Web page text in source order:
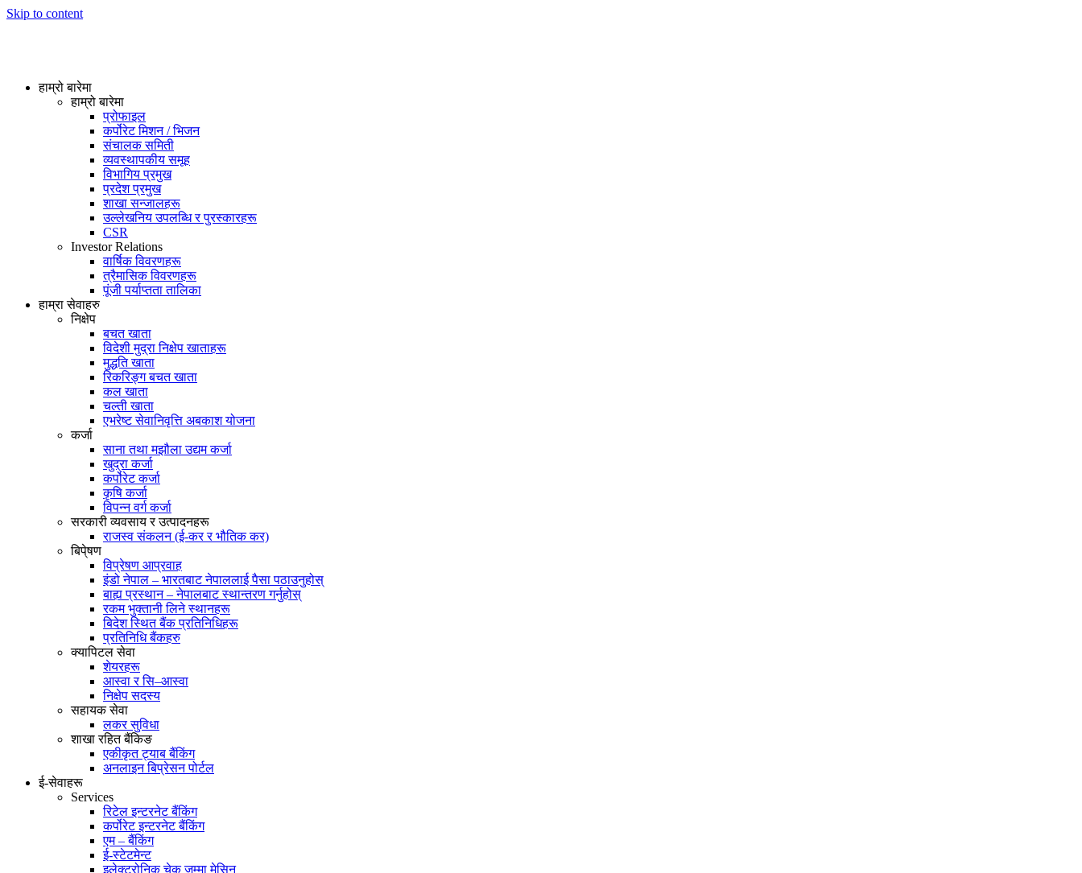
Skip to content
हाम्रो बारेमा
हाम्रो बारेमा
प्रोफाइल
कर्पोरेट मिशन / भिजन
संचालक समिती
व्यवस्थापकीय समूह
विभागिय प्रमुख
प्रदेश प्रमुख
शाखा सन्जालहरू
उल्लेखनिय उपलब्धि र पुरस्कारहरू
CSR
Investor Relations
वार्षिक विवरणहरू
त्रैमासिक विवरणहरू
पूंजी पर्याप्तता तालिका
हाम्रा सेवाहरु
निक्षेप
बचत खाता
विदेशी मुद्रा निक्षेप खाताहरू
मुद्धति खाता
रिकरिङ्ग बचत खाता
कल खाता
चल्ती खाता
एभरेष्ट सेवानिवृत्ति अबकाश योजना
कर्जा
साना तथा मझौला उद्यम कर्जा
खुद्रा कर्जा
कर्पोरेट कर्जा
कृषि कर्जा
विपन्न वर्ग कर्जा
सरकारी व्यवसाय र उत्पादनहरू
राजस्व संकलन (ई-कर र भौतिक कर)
बिपे्षण
विप्रेषण आप्रवाह
इंडो नेपाल – भारतबाट नेपाललाई पैसा पठाउनुहोस्
बाह्य प्रस्थान – नेपालबाट स्थान्तरण गर्नुहोस्
रकम भुक्तानी लिने स्थानहरू
बिदेश स्थित बैंक प्रतिनिधिहरू
प्रतिनिधि बैंकहरु
क्यापिटल सेवा
शेयरहरू
आस्वा र सि–आस्वा
निक्षेप सदस्य
सहायक सेवा
लकर सुविधा
शाखा रहित बैंकिङ
एकीकृत ट्याब बैंकिंग
अनलाइन बिप्रेसन पोर्टल
ई-सेवाहरू
Services
रिटेल इन्टरनेट बैंकिंग
कर्पोरेट इन्टरनेट बैंकिंग
एम – बैंकिंग
ई-स्टेटमेन्ट
इलेक्ट्रोनिक चेक जम्मा मेसिन